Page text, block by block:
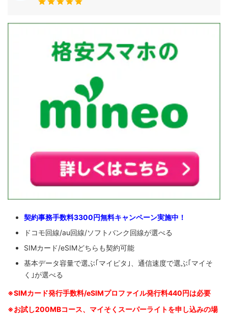
契約事務手数料3300円無料キャンペーン実施中！
ドコモ回線/au回線/ソフトバンク回線が選べる
SIMカード/eSIMどちらも契約可能
基本データ容量で選ぶ｢マイピタ｣、通信速度で選ぶ｢マイそ
く｣が選べる
※SIMカード発行手数料/eSIMプロファイル発行料440円は必要
※お試し200MBコース、マイそくスーパーライトを申し込みの場